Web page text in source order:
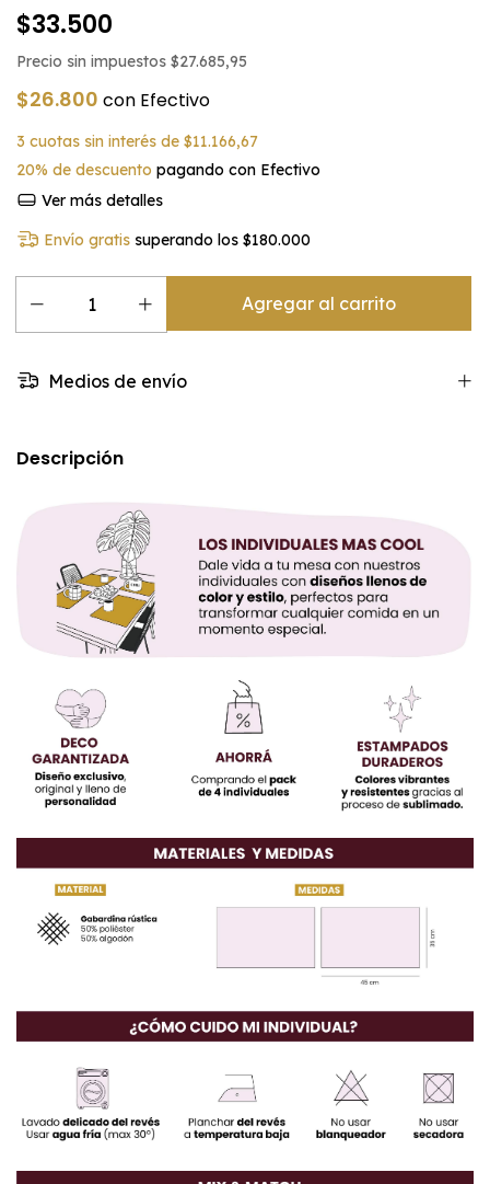
$33.500
Precio sin impuestos $27.685,95
$26.800 con Efectivo
3 cuotas sin interés de $11.166,67
20% de descuento pagando con Efectivo
Ver más detalles
Envío gratis superando los$180.000
Medios de envío
Descripción